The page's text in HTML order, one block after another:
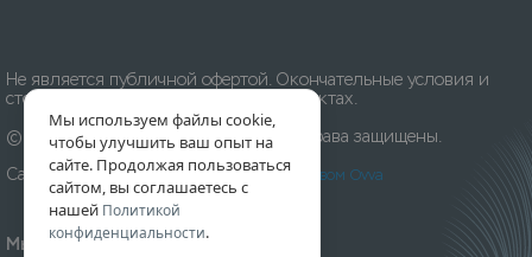
Мы используем файлы cookie,
чтобы улучшить ваш опыт на
сайте. Продолжая пользоваться
сайтом, вы соглашаетесь с
нашей Политикой
конфиденциальности.
Не является публичной офертой. Окончательные условия и
стоимость уточняйте на приёмных пунктах.
© 1996-2026Химчистка «Леда». Все права защищены.
Сайт разработан и создан Digital-агентством Ovva
Мы принимаем к оплате: